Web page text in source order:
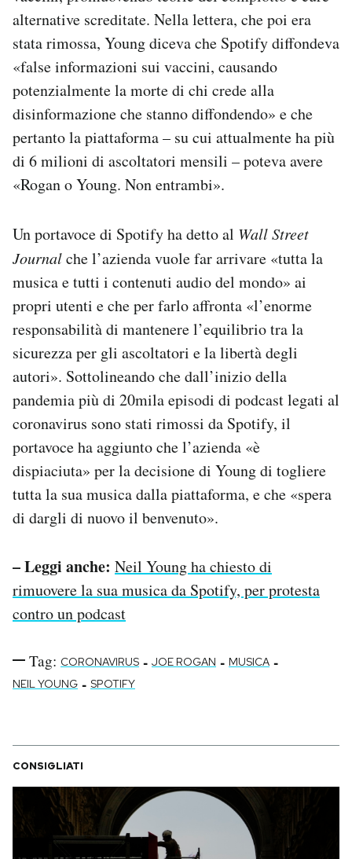
alternative screditate. Nella lettera, che poi era
stata rimossa, Young diceva che Spotify diffondeva
«false informazioni sui vaccini, causando
potenzialmente la morte di chi crede alla
disinformazione che stanno diffondendo» e che
pertanto la piattaforma – su cui attualmente ha più
di 6 milioni di ascoltatori mensili – poteva avere
«Rogan o Young. Non entrambi».
Un portavoce di Spotify ha detto al Wall Street
Journalche l’azienda vuole far arrivare «tutta la
musica e tutti i contenuti audio del mondo» ai
propri utenti e che per farlo affronta «l’enorme
responsabilità di mantenere l’equilibrio tra la
sicurezza per gli ascoltatori e la libertà degli
autori». Sottolineando che dall’inizio della
pandemia più di 20mila episodi di podcast legati al
coronavirus sono stati rimossi da Spotify, il
portavoce ha aggiunto che l’azienda «è
dispiaciuta» per la decisione di Young di togliere
tutta la sua musica dalla piattaforma, e che «spera
di dargli di nuovo il benvenuto».
– Leggi anche: Neil Young ha chiesto di
rimuovere la sua musica da Spotify, per protesta
contro un podcast
Tag: CORONAVIRUS - JOE ROGAN - MUSICA -
NEIL YOUNG - SPOTIFY
CONSIGLIATI